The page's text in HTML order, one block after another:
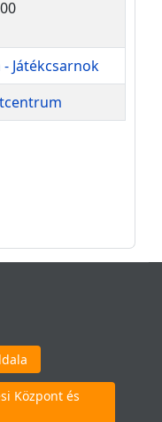
Játékcsarnok
Központ és